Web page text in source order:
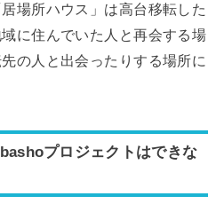
場所ハウス」は高台移転した
に住んでいた人と再会する場
の人と出会ったりする場所に
プロジェクトはできな